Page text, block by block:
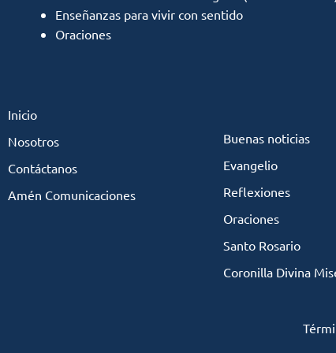
Enseñanzas para vivir con sentido
Oraciones
Inicio
Nosotros
Contáctanos
Amén Comunicaciones
Buenas noticias
Evangelio
Reflexiones
Oraciones
Santo Rosario
Coronilla Divina